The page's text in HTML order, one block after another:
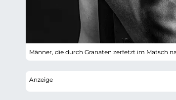
Männer, die durch Granaten zerfetzt im Matsch